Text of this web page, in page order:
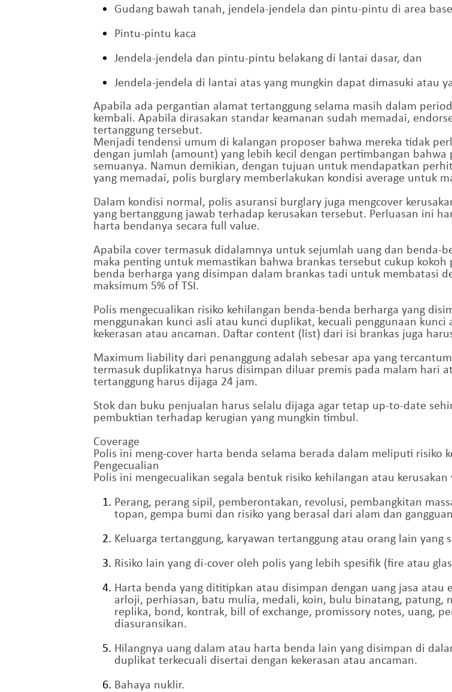
Gudang bawah tanah, jendela-jendela dan pintu-pintu di area
Pintu-pintu kaca
Jendela-jendela dan pintu-pintu belakang di lantai dasar, dan
Jendela-jendela di lantai atas yang mungkin dapat dimasuki atau
Apabila ada pergantian alamat tertanggung selama masih dalam
kembali. Apabila dirasakan standar keamanan sudah memadai,
tertanggung tersebut.
Menjadi tendensi umum di kalangan proposer bahwa mereka tidak
dengan jumlah (amount) yang lebih kecil dengan pertimbangan
semuanya. Namun demikian, dengan tujuan untuk mendapatkan
yang memadai, polis burglary memberlakukan kondisi average untuk
Dalam kondisi normal, polis asuransi burglary juga mengcover
yang bertanggung jawab terhadap kerusakan tersebut. Perluasan ini
harta bendanya secara full value.
Apabila cover termasuk didalamnya untuk sejumlah uang dan benda-
maka penting untuk memastikan bahwa brankas tersebut cukup
benda berharga yang disimpan dalam brankas tadi untuk membatasi
maksimum 5% of TSI.
Polis mengecualikan risiko kehilangan benda-benda berharga yang
menggunakan kunci asli atau kunci duplikat, kecuali penggunaan
kekerasan atau ancaman. Daftar content (list) dari isi brankas juga
Maximum liability dari penanggung adalah sebesar apa yang
termasuk duplikatnya harus disimpan diluar premis pada malam hari
tertanggung harus dijaga 24 jam.
Stok dan buku penjualan harus selalu dijaga agar tetap up-to-date
pembuktian terhadap kerugian yang mungkin timbul.
Coverage
Polis ini meng-cover harta benda selama berada dalam meliputi risiko
Pengecualian
Polis ini mengecualikan segala bentuk risiko kehilangan atau
Perang, perang sipil, pemberontakan, revolusi, pembangkitan
topan, gempa bumi dan risiko yang berasal dari alam dan
Keluarga tertanggung, karyawan tertanggung atau orang lain yang
Risiko lain yang di-cover oleh polis yang lebih spesifik (fire atau
Harta benda yang dititipkan atau disimpan dengan uang jasa
arloji, perhiasan, batu mulia, medali, koin, bulu binatang, patung,
replika, bond, kontrak, bill of exchange, promissory notes, uang,
diasuransikan.
Hilangnya uang dalam atau harta benda lain yang disimpan di
duplikat terkecuali disertai dengan kekerasan atau ancaman.
Bahaya nuklir.